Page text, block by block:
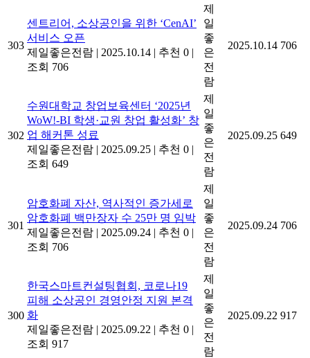
303
센트리어, 소상공인을 위한 ‘CenAI’
서비스 오픈
제일좋은전람 | 2025.10.14 | 추천 0 |
조회 706
제
일
좋
은
전
람
2025.10.14 706
302
수원대학교 창업보육센터 ‘2025년
WoW!-BI 학생·교원 창업 활성화’ 창
업 해커톤 성료
제일좋은전람 | 2025.09.25 | 추천 0 |
조회 649
제
일
좋
은
전
람
2025.09.25 649
301
암호화폐 자산, 역사적인 증가세로
암호화폐 백만장자 수 25만 명 임박
제일좋은전람 | 2025.09.24 | 추천 0 |
조회 706
제
일
좋
은
전
람
2025.09.24 706
300
한국스마트컨설팅협회, 코로나19
피해 소상공인 경영안정 지원 본격
화
제일좋은전람 | 2025.09.22 | 추천 0 |
조회 917
제
일
좋
은
전
람
2025.09.22 917